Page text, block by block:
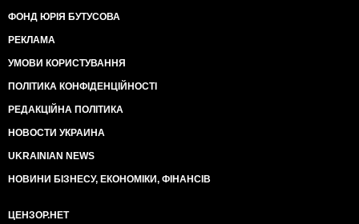
ФОНД ЮРІЯ БУТУСОВА
РЕКЛАМА
УМОВИ КОРИСТУВАННЯ
ПОЛІТИКА КОНФІДЕНЦІЙНОСТІ
РЕДАКЦІЙНА ПОЛІТИКА
НОВОСТИ УКРАИНА
UKRAINIAN NEWS
НОВИНИ БІЗНЕСУ, ЕКОНОМІКИ, ФІНАНСІВ
ЦЕНЗОР.НЕТ